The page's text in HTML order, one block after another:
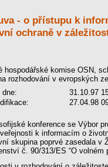
- o přístupu k
ochraně v
hospodářské komise OSN,
rozhodování v evropských
dne:
31.10.97
27.04.98
konference se Výbor
k informacím o
skupina poprvé zasedala v
č. 90/313/ES “O